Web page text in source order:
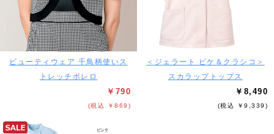
ビューティウェア 千鳥柄使いス
トレッチボレロ
￥790
(税込 ￥869)
＜ジェラート ピケ＆クラシコ＞
スカラップトップス
￥8,490
(税込 ￥9,339)